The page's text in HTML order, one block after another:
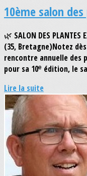
10ème salon
🌿 SALON DES
(35, Bretagne)Notez
rencontre annuelle des
pour sa 10ᵉ édition, le
Lire la suite